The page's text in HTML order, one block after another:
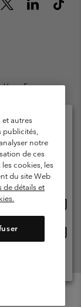
Espace
Impressum
et autres
publicités,
notre
de ces
cookies, les
du site Web
de détails et
et
ligne